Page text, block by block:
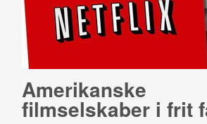
Amerikanske
filmselskaber i frit